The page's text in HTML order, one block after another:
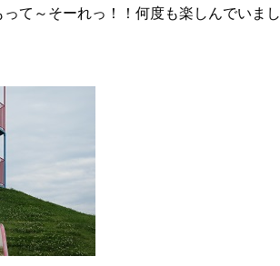
て～そーれっ！！何度も楽しんでいまし